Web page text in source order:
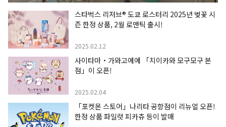
스타벅스 리저브® 도쿄 로스터리 2025년 벚꽃 시
즌 한정 상품, 2월 로맨틱 출시!
2025.02.12
사이타마・가와고에에 「치이카와 모구모구 본
점」이 오픈!
2025.02.04
「포켓몬 스토어」나리타 공항점이 리뉴얼 오픈!
한정 상품 파일럿 피카츄 등이 발매